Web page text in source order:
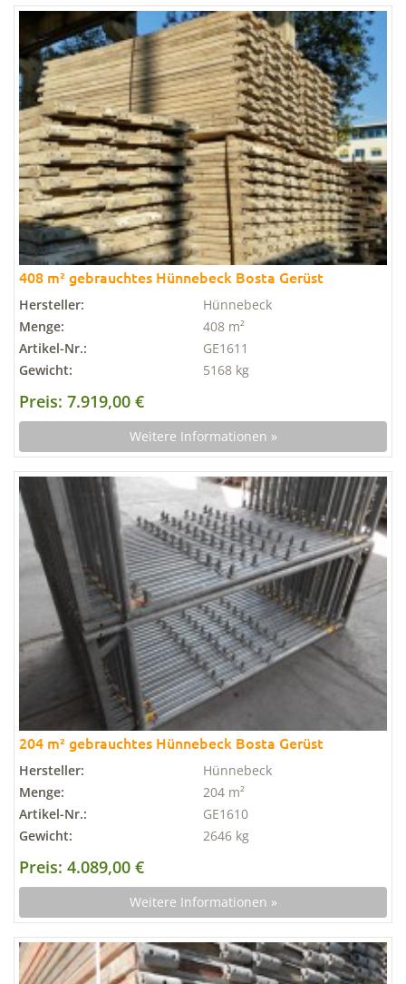
408 m² gebrauchtes Hünnebeck Bosta Gerüst
Hersteller:
Hünnebeck
Menge:
408 m²
Artikel-Nr.:
GE1611
Gewicht:
5168 kg
Preis: 7.919,00 €
Weitere Informationen »
204 m² gebrauchtes Hünnebeck Bosta Gerüst
Hersteller:
Hünnebeck
Menge:
204 m²
Artikel-Nr.:
GE1610
Gewicht:
2646 kg
Preis: 4.089,00 €
Weitere Informationen »